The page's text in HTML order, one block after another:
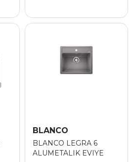
BLANCO
BLANCO LEGRA 6
ALUMETALIK EVIYE